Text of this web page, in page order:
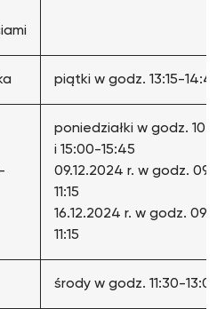
piątki w godz. 13:15-
poniedziałki w godz.
i 15:00-15:45
09.12.2024 r. w godz.
11:15
16.12.2024 r. w godz.
11:15
środy w godz. 11:30-